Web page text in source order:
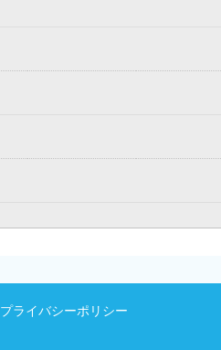
プライバシーポリシー